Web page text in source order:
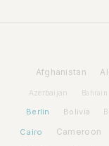
Afghanistan
Azerbaijan Bahrain
Berlin Bolivia
Cairo Cameroon